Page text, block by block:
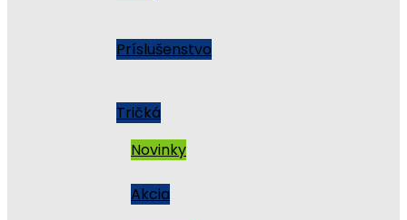
Príslušenstvo
Tričká
Novinky
Akcia